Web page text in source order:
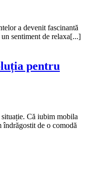
a devenit fascinantă
sentiment de relaxa[...]
pentru
Că iubim mobila
îndrăgostit de o comodă